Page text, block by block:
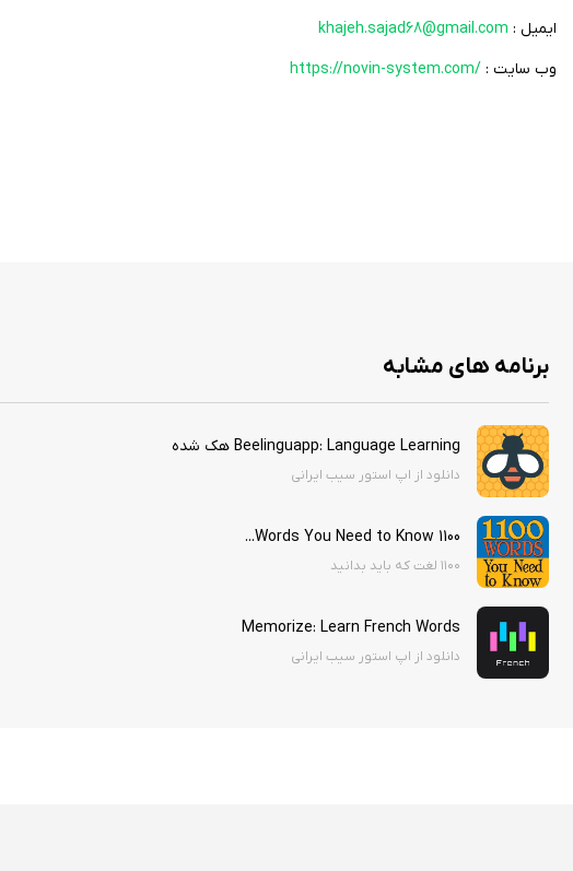
ایمیل : khajeh.sajad68@gmail.com
وب سایت : https://novin-system.com/
برنامه های مشابه
Beelinguapp: Language Learning هک شده
دانلود از اپ استور سیب ایرانی
1100 Words You Need to Know...
۱۱۰۰ لغت که باید بدانید
Memorize: Learn French Words
دانلود از اپ استور سیب ایرانی